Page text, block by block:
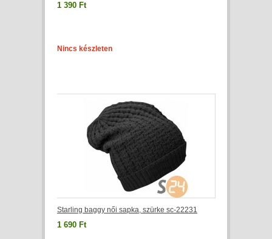
1 390 Ft
Nincs készleten
Starling baggy női sapka, szürke sc-22231
1 690 Ft